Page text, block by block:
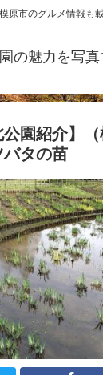
原市のグルメ情報も
の魅力を写
公園紹介】
バタの苗